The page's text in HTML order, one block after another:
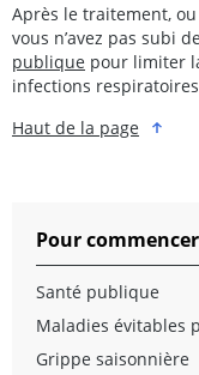
Après le traitement,
vous n’avez pas subi
publique pour limiter
infections
Haut de la page
Pour commencer
Santé publique
Maladies évitables
Grippe saisonnière